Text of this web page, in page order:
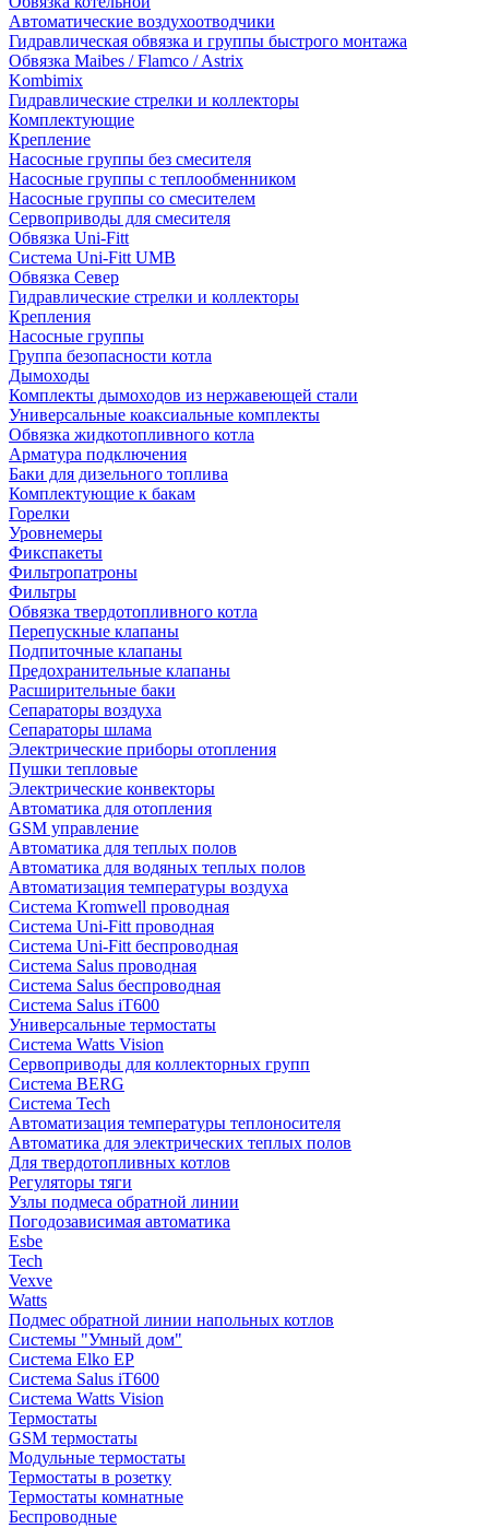
Автоматические воздухоотводчики
Гидравлическая обвязка и группы быстрого монтажа
Обвязка Maibes / Flamco / Astrix
Kombimix
Гидравлические стрелки и коллекторы
Комплектующие
Крепление
Насосные группы без смесителя
Насосные группы с теплообменником
Насосные группы со смесителем
Сервоприводы для смесителя
Обвязка Uni-Fitt
Система Uni-Fitt UMB
Обвязка Север
Гидравлические стрелки и коллекторы
Крепления
Насосные группы
Группа безопасности котла
Дымоходы
Комплекты дымоходов из нержавеющей стали
Универсальные коаксиальные комплекты
Обвязка жидкотопливного котла
Арматура подключения
Баки для дизельного топлива
Комплектующие к бакам
Горелки
Уровнемеры
Фикспакеты
Фильтропатроны
Фильтры
Обвязка твердотопливного котла
Перепускные клапаны
Подпиточные клапаны
Предохранительные клапаны
Расширительные баки
Сепараторы воздуха
Сепараторы шлама
Электрические приборы отопления
Пушки тепловые
Электрические конвекторы
Автоматика для отопления
GSM управление
Автоматика для теплых полов
Автоматика для водяных теплых полов
Автоматизация температуры воздуха
Система Kromwell проводная
Система Uni-Fitt проводная
Система Uni-Fitt беспроводная
Система Salus проводная
Система Salus беспроводная
Система Salus iT600
Универсальные термостаты
Система Watts Vision
Сервоприводы для коллекторных групп
Система BERG
Система Tech
Автоматизация температуры теплоносителя
Автоматика для электрических теплых полов
Для твердотопливных котлов
Регуляторы тяги
Узлы подмеса обратной линии
Погодозависимая автоматика
Esbe
Tech
Vexve
Watts
Подмес обратной линии напольных котлов
Системы "Умный дом"
Система Elko EP
Система Salus iT600
Система Watts Vision
Термостаты
GSM термостаты
Модульные термостаты
Термостаты в розетку
Термостаты комнатные
Беспроводные